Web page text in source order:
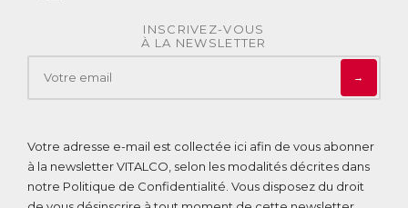
INSCRIVEZ-VOUS
À LA NEWSLETTER
→
Votre adresse e-mail est collectée ici afin de vous abonner
à la newsletter VITALCO, selon les modalités décrites dans
notre Politique de Confidentialité . Vous disposez du droit